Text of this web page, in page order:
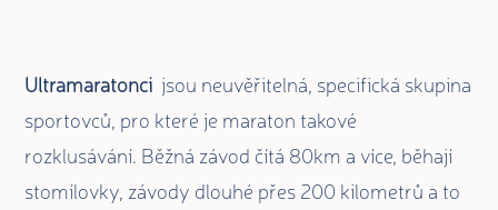
Ultramaratonci jsou neuvěřitelná, specifická skupina
sportovců, pro které je maraton takové
rozklusávání. Běžná závod čítá 80km a více, běhají
stomílovky, závody dlouhé přes 200 kilometrů a to